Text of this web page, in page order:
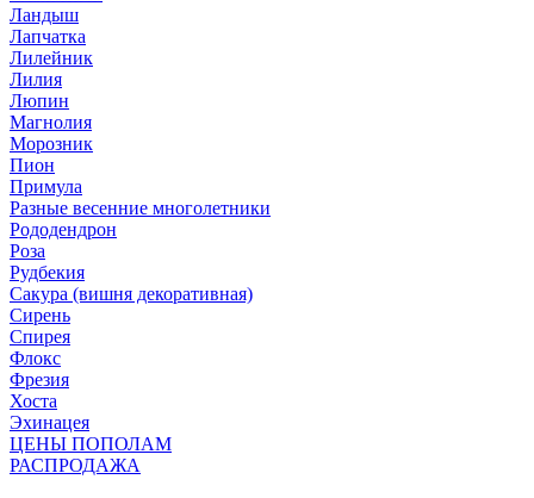
Ландыш
Лапчатка
Лилейник
Лилия
Люпин
Магнолия
Морозник
Пион
Примула
Разные весенние многолетники
Рододендрон
Роза
Рудбекия
Сакура (вишня декоративная)
Сирень
Спирея
Флокс
Фрезия
Хоста
Эхинацея
ЦЕНЫ ПОПОЛАМ
РАСПРОДАЖА